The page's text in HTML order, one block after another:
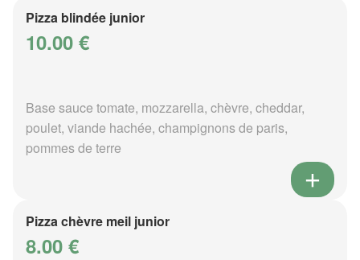
Pizza blindée junior
10.00 €
Base sauce tomate, mozzarella, chèvre, cheddar,
poulet, viande hachée, champignons de paris,
pommes de terre
Pizza chèvre meil junior
8.00 €